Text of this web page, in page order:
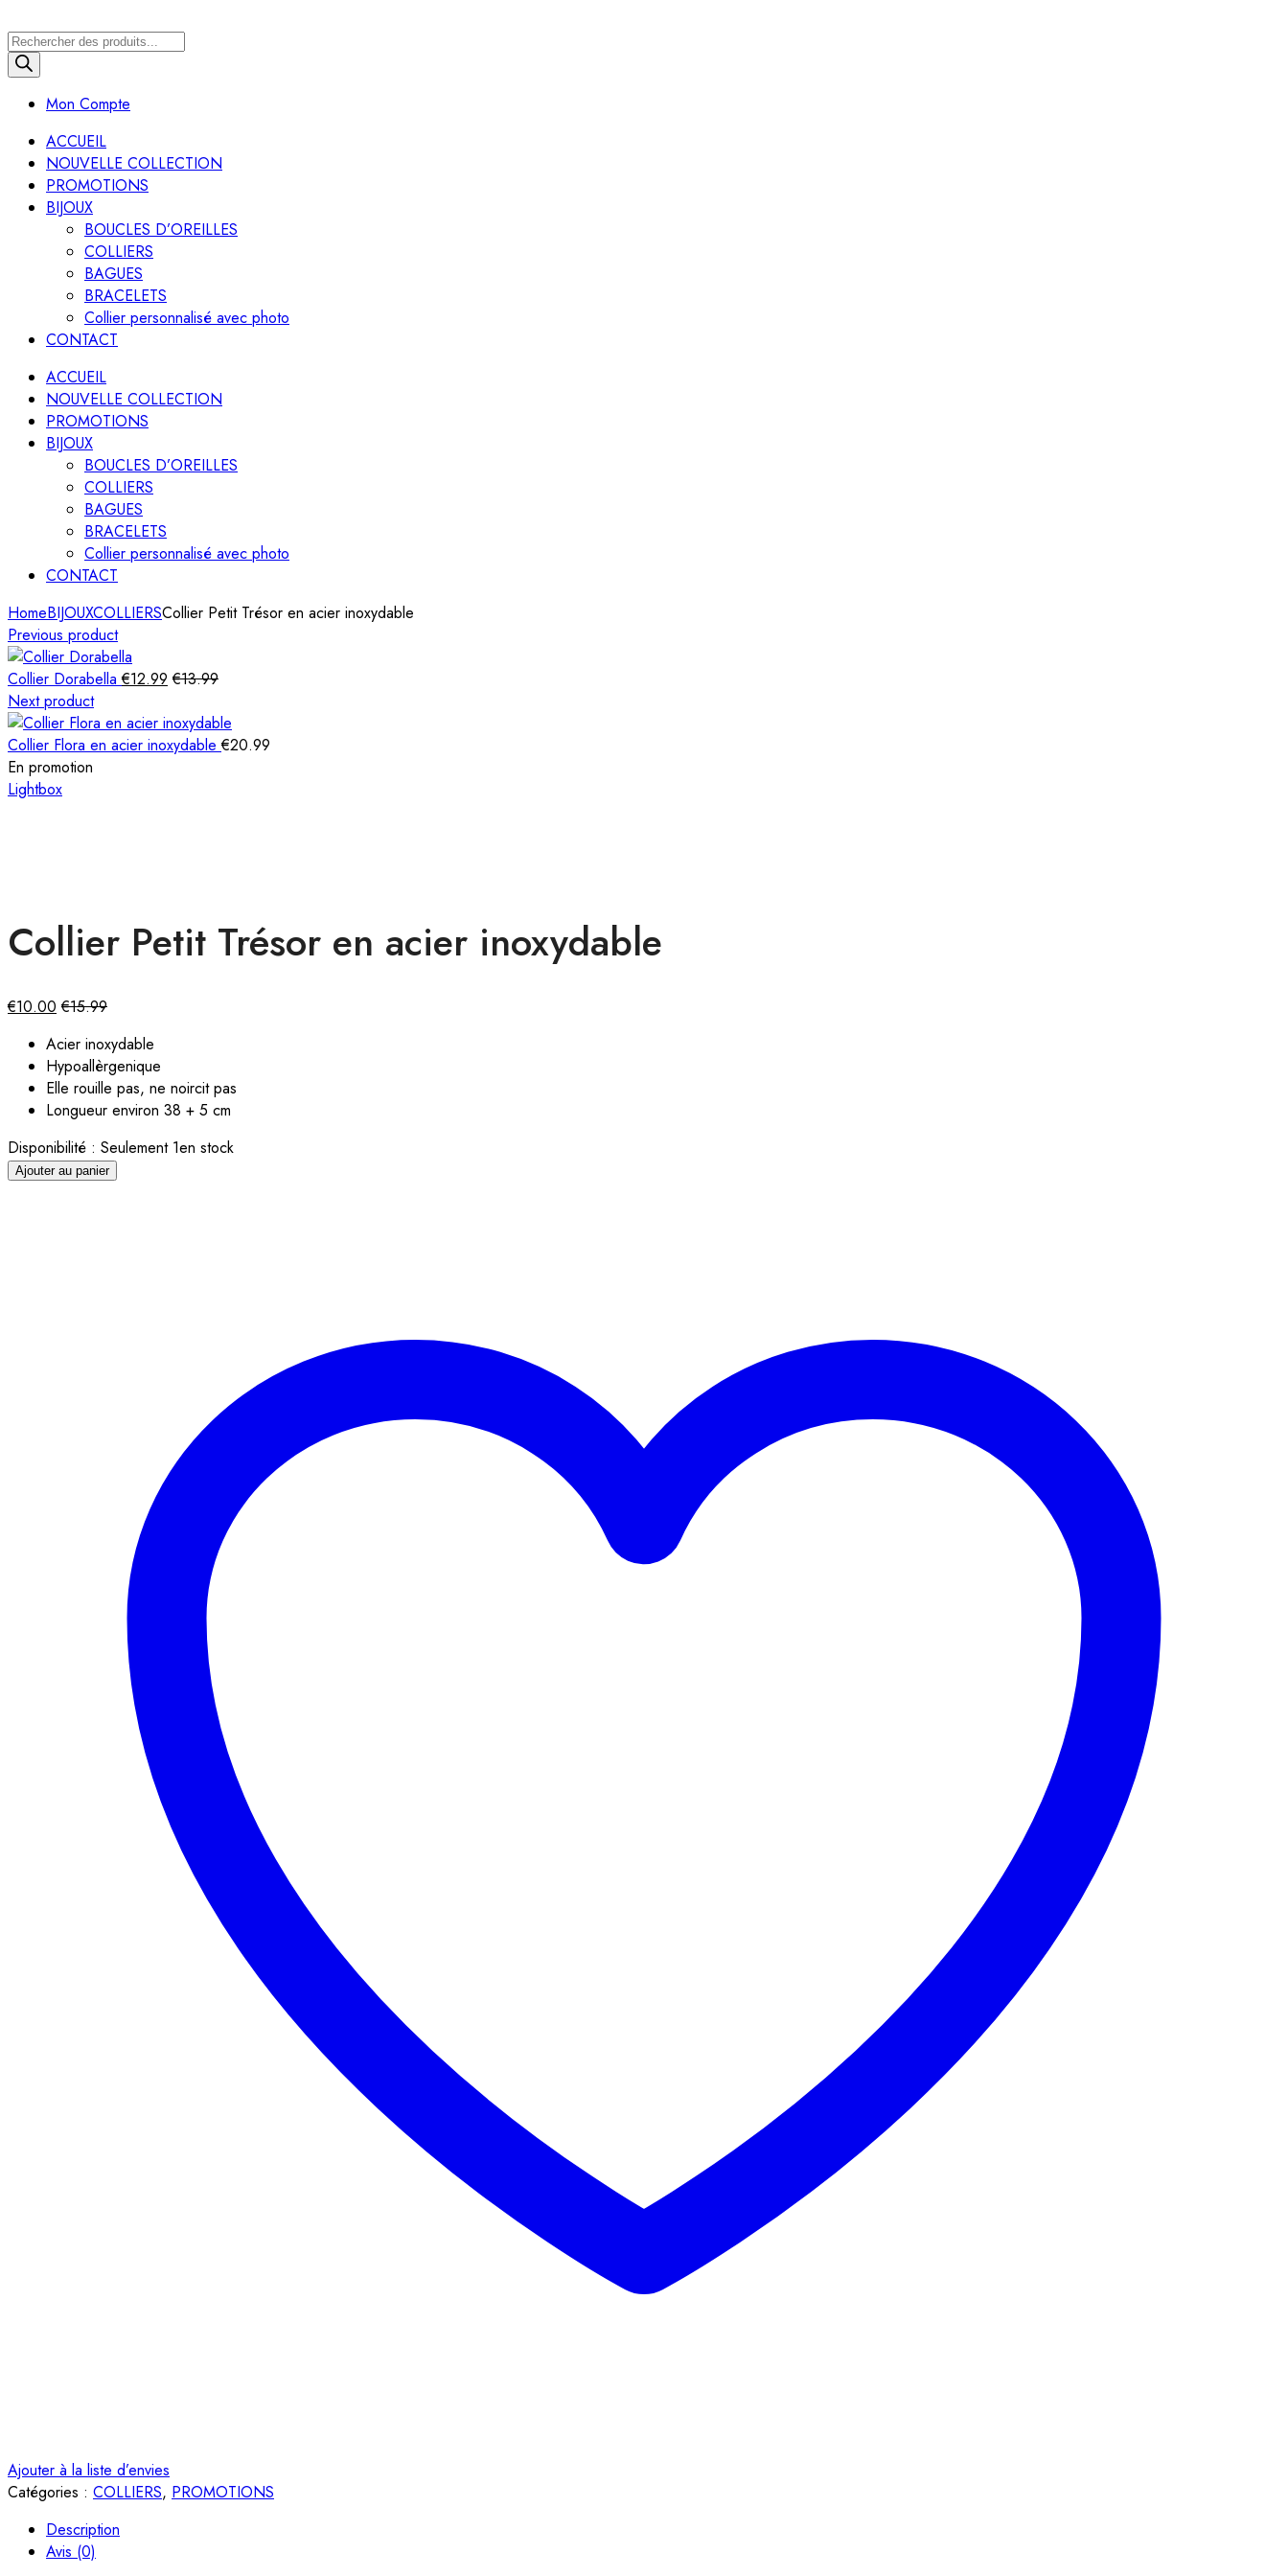
Recherche
de
produits
Mon Compte
ACCUEIL
NOUVELLE COLLECTION
PROMOTIONS
BIJOUX
BOUCLES D’OREILLES
COLLIERS
BAGUES
BRACELETS
Collier personnalisé avec photo
CONTACT
ACCUEIL
NOUVELLE COLLECTION
PROMOTIONS
BIJOUX
BOUCLES D’OREILLES
COLLIERS
BAGUES
BRACELETS
Collier personnalisé avec photo
CONTACT
HomeBIJOUXCOLLIERSCollier Petit Trésor en acier inoxydable
Previous product
Collier Dorabella€12.99 €13.99
Next product
Collier Flora en acier inoxydable€20.99
En promotion
Lightbox
Collier Petit Trésor en acier inoxydable
€10.00 €15.99
Acier inoxydable
Hypoallèrgenique
Elle rouille pas, ne noircit pas
Longueur environ 38 + 5 cm
Disponibilité : Seulement 1en stock
Ajouter au panier
Ajouter à la liste d’envies
Catégories : COLLIERS, PROMOTIONS
Description
Avis (0)